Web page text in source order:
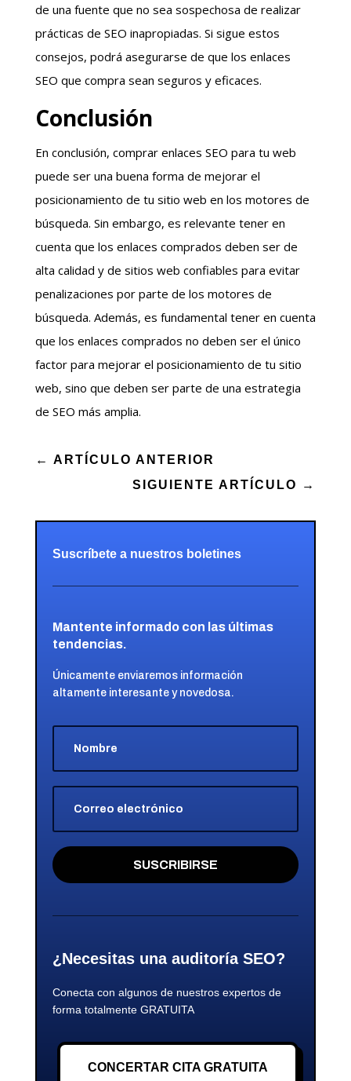
de una fuente que no sea sospechosa de realizar
prácticas de SEO inapropiadas. Si sigue estos
consejos, podrá asegurarse de que los enlaces
SEO que compra sean seguros y eficaces.
Conclusión
En conclusión, comprar enlaces SEO para tu web
puede ser una buena forma de mejorar el
posicionamiento de tu sitio web en los motores de
búsqueda. Sin embargo, es relevante tener en
cuenta que los enlaces comprados deben ser de
alta calidad y de sitios web confiables para evitar
penalizaciones por parte de los motores de
búsqueda. Además, es fundamental tener en cuenta
que los enlaces comprados no deben ser el único
factor para mejorar el posicionamiento de tu sitio
web, sino que deben ser parte de una estrategia
de SEO más amplia.
← ARTÍCULO ANTERIOR
SIGUIENTE ARTÍCULO
→
Suscríbete a nuestros boletines
Mantente informado con las últimas
tendencias.
Únicamente enviaremos información
altamente interesante y novedosa.
SUSCRIBIRSE
¿Necesitas una auditoría SEO?
Conecta con algunos de nuestros expertos de
forma totalmente GRATUITA
CONCERTAR CITA GRATUITA